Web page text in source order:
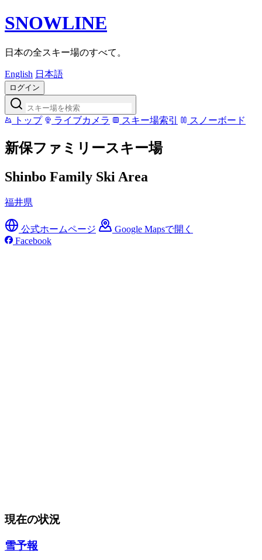
SNOWLINE
日本の全スキー場のすべて。
English 日本語
ログイン
トップ ライブカメラ スキー場索引 スノーボード
新保ファミリースキー場
Shinbo Family Ski Area
福井県
公式ホームページ
Google Mapsで開く
Facebook
現在の状況
雪予報